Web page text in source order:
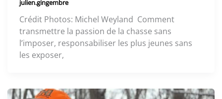
julien.gingembre
Crédit Photos: Michel Weyland Comment
transmettre la passion de la chasse sans
l’imposer, responsabiliser les plus jeunes sans
les exposer,